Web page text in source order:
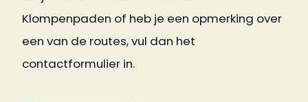
Klompenpaden of heb je een opmerking over
een van de routes, vul dan het
contactformulier in.